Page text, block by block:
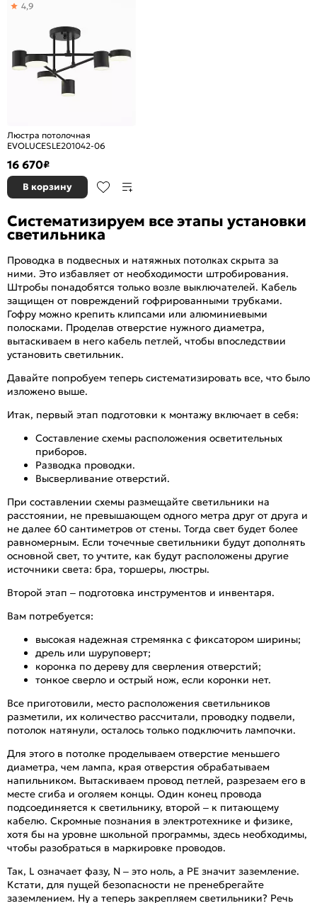
Люстра потолочная
EVOLUCESLE201042-06
4,9
16 670₽
В корзину
Систематизируем все этапы установки
светильника
Проводка в подвесных и натяжных потолках скрыта за
ними. Это избавляет от необходимости штробирования.
Штробы понадобятся только возле выключателей. Кабель
защищен от повреждений гофрированными трубками.
Гофру можно крепить клипсами или алюминиевыми
полосками. Проделав отверстие нужного диаметра,
вытаскиваем в него кабель петлей, чтобы впоследствии
установить светильник.
Давайте попробуем теперь систематизировать все, что было
изложено выше.
Итак, первый этап подготовки к монтажу включает в себя:
Составление схемы расположения осветительных
приборов.
Разводка проводки.
Высверливание отверстий.
При составлении схемы размещайте светильники на
расстоянии, не превышающем одного метра друг от друга и
не далее 60 сантиметров от стены. Тогда свет будет более
равномерным. Если точечные светильники будут дополнять
основной свет, то учтите, как будут расположены другие
источники света: бра, торшеры, люстры.
Второй этап – подготовка инструментов и инвентаря.
Вам потребуется:
высокая надежная стремянка с фиксатором ширины;
дрель или шуруповерт;
коронка по дереву для сверления отверстий;
тонкое сверло и острый нож, если коронки нет.
Все приготовили, место расположения светильников
разметили, их количество рассчитали, проводку подвели,
потолок натянули, осталось только подключить лампочки.
Для этого в потолке проделываем отверстие меньшего
диаметра, чем лампа, края отверстия обрабатываем
напильником. Вытаскиваем провод петлей, разрезаем его в
месте сгиба и оголяем концы. Один конец провода
подсоединяется к светильнику, второй – к питающему
кабелю. Скромные познания в электротехнике и физике,
хотя бы на уровне школьной программы, здесь необходимы,
чтобы разобраться в маркировке проводов.
Так, L означает фазу, N – это ноль, а PE значит заземление.
Кстати, для пущей безопасности не пренебрегайте
заземлением. Ну а теперь закрепляем светильники? Речь